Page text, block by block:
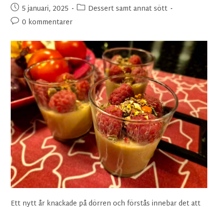
5 januari, 2025
Dessert samt annat sött
0 kommentarer
Ett nytt år knackade på dörren och förstås innebar det att